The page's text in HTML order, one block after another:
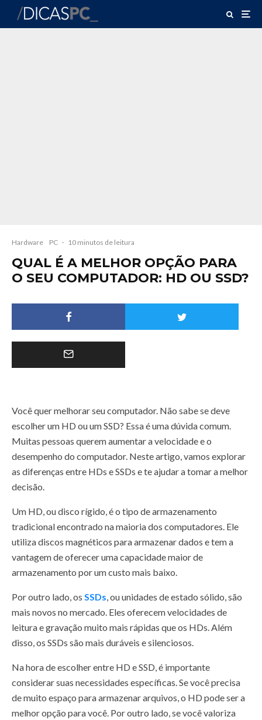
Hardware PC · 10 minutos de leitura
QUAL É A MELHOR OPÇÃO PARA
O SEU COMPUTADOR: HD OU SSD?
Você quer melhorar seu computador. Não sabe se deve
escolher um HD ou um SSD? Essa é uma dúvida comum.
Muitas pessoas querem aumentar a velocidade e o
desempenho do computador. Neste artigo, vamos explorar
as diferenças entre HDs e SSDs e te ajudar a tomar a melhor
decisão.
Um HD, ou disco rígido, é o tipo de armazenamento
tradicional encontrado na maioria dos computadores. Ele
utiliza discos magnéticos para armazenar dados e tem a
vantagem de oferecer uma capacidade maior de
armazenamento por um custo mais baixo.
Por outro lado, os SSDs, ou unidades de estado sólido, são
mais novos no mercado. Eles oferecem velocidades de
leitura e gravação muito mais rápidas que os HDs. Além
disso, os SSDs são mais duráveis e silenciosos.
Na hora de escolher entre HD e SSD, é importante
considerar suas necessidades específicas. Se você precisa
de muito espaço para armazenar arquivos, o HD pode ser a
melhor opção para você. Por outro lado, se você valoriza